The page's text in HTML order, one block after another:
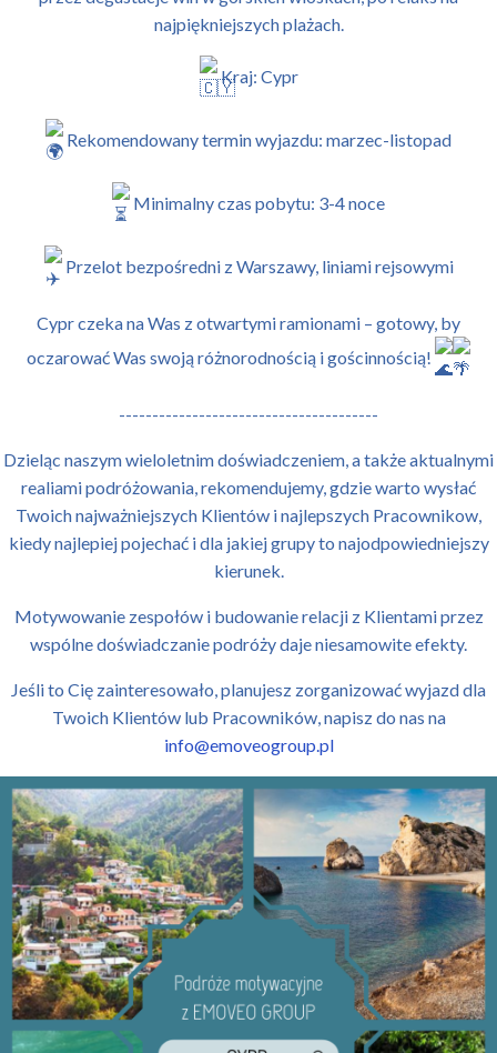
najpiękniejszych plażach.
Kraj: Cypr
Rekomendowany termin wyjazdu: marzec-listopad
Minimalny czas pobytu: 3-4 noce
Przelot bezpośredni z Warszawy, liniami rejsowymi
Cypr czeka na Was z otwartymi ramionami – gotowy, by
oczarować Was swoją różnorodnością i gościnnością!
---------------------------------------
Dzieląc naszym wieloletnim doświadczeniem, a także aktualnymi
realiami podróżowania, rekomendujemy, gdzie warto wysłać
Twoich najważniejszych Klientów i najlepszych Pracownikow,
kiedy najlepiej pojechać i dla jakiej grupy to najodpowiedniejszy
kierunek.
Motywowanie zespołów i budowanie relacji z Klientami przez
wspólne doświadczanie podróży daje niesamowite efekty.
Jeśli to Cię zainteresowało, planujesz zorganizować wyjazd dla
Twoich Klientów lub Pracowników, napisz do nas na
info@emoveogroup.pl